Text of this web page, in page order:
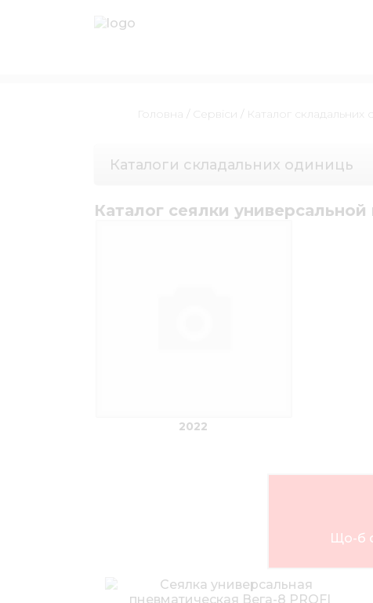
Головна / Сервіси / Каталог складальних
Каталоги складальних одиниць
Каталог сеялки
2022
Що-б